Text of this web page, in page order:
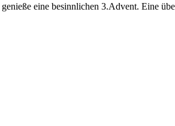
eine besinnlichen 3.Advent. Eine